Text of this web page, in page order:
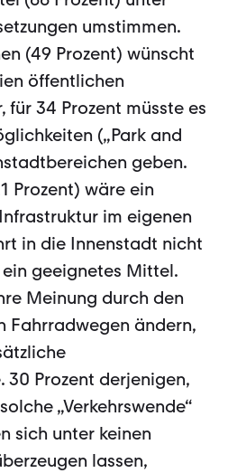
umstim­men.
(49 Prozent) wünscht
öffentli­chen
für 34 Prozent müsste es
(„Park and
geben.
Prozent) wäre ein
im eigenen
in die In­nenstadt nicht
geeignetes Mittel.
Meinung durch den
Fahrradwegen ändern,
Prozent derjenigen,
„Verkehrs­wende“
sich unter keinen
las­sen,